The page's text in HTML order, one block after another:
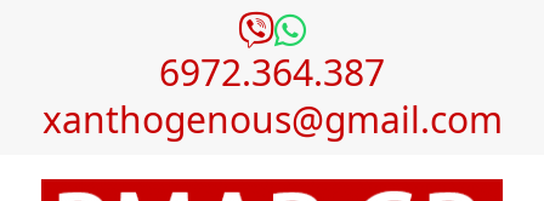
6972.364.387
xanthogenous@gmail.com